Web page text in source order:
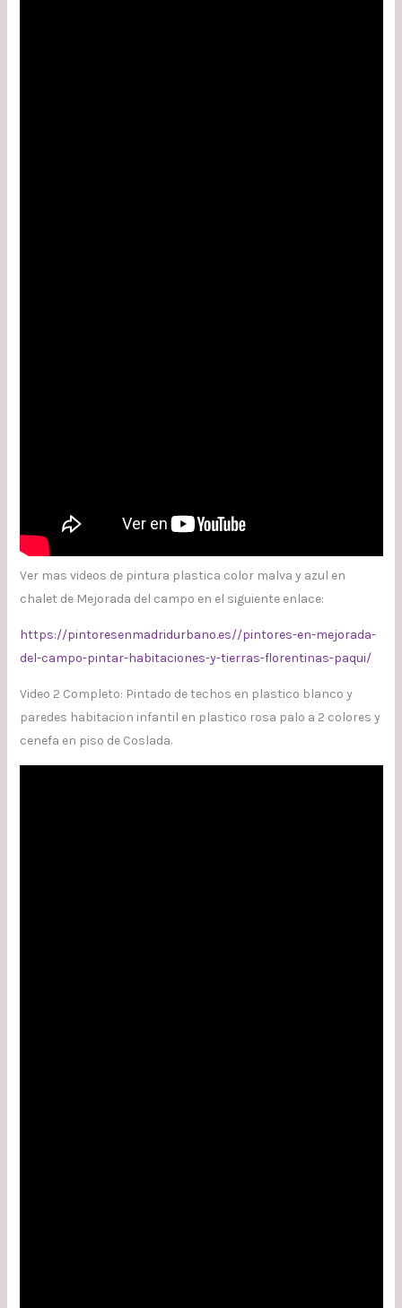
Ver mas videos de pintura plastica color malva y azul en
chalet de Mejorada del campo en el siguiente enlace:
https://pintoresenmadridurbano.es//pintores-en-mejorada-
del-campo-pintar-habitaciones-y-tierras-florentinas-paqui/
Video 2 Completo: Pintado de techos en plastico blanco y
paredes habitacion infantil en plastico rosa palo a 2 colores y
cenefa en piso de Coslada.